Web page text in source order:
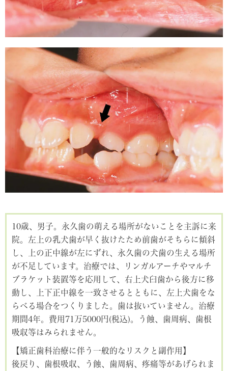
10歳、男子。永久歯の萌える場所がないことを主訴に来
院。左上の乳犬歯が早く抜けたため前歯がそちらに傾斜
し、上の正中線が左にずれ、永久歯の犬歯の生える場所
が不足しています。治療では、リンガルアーチやマルチ
ブラケット装置等を応用して、右上犬臼歯から後方に移
動し、上下正中線を一致させるとともに、左上犬歯をな
らべる場合をつくりました。歯は抜いていません。治療
期間4年。費用71万5000円(税込)。う蝕、歯周病、歯根
吸収等はみられません。
【矯正歯科治療に伴う一般的なリスクと副作用】
後戻り、歯根吸収、う蝕、歯周病、疼痛等があげられま